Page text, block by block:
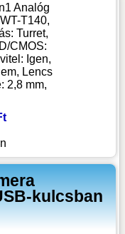
Analóg
T140,
Turret,
CMOS:
Igen,
Lencs
2,8 mm,
kulcsban